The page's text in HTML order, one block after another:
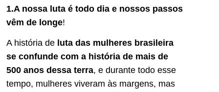
1.A nossa luta é todo dia e nossos passos
vêm de longe!
A história de luta das mulheres brasileira
se confunde com a história de mais de
500 anos dessa terra, e durante todo esse
tempo, mulheres viveram às margens, mas